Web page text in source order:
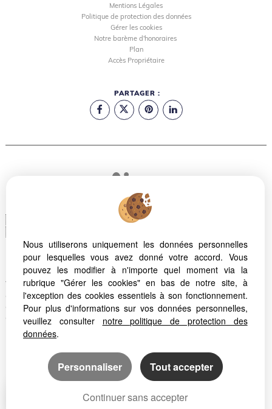
Mentions Légales
Politique de protection des données
Gérer les cookies
Notre barème d'honoraires
Plan
Accès Propriétaire
PARTAGER :
Logiciel immobilier Adapt Immo
Création site internet
Montpellier (34070)
Valras Plage (34350)
Quartier Celleneuve Montpellier
Quartier la Chamberte Montpellier
Quartier la Martelle Montpellier
Nous utiliserons uniquement les données personnelles
pour lesquelles vous avez donné votre accord. Vous
pouvez les modifier à n'importe quel moment via la
rubrique "Gérer les cookies" en bas de notre site, à
l'exception des cookies essentiels à son fonctionnement.
Pour plus d'informations sur vos données personnelles,
veuillez consulter notre politique de protection des
données.
Personnaliser Tout accepter
Continuer sans accepter